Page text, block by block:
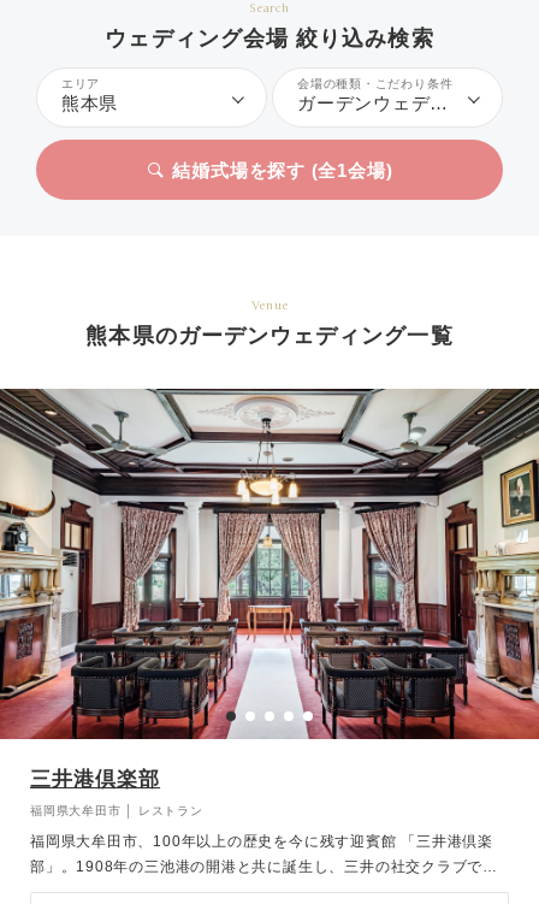
Search
ウェディング会場 絞り込み検索
エリア
熊本県
会場の種類・こだわり条件
ガーデンウェディング
結婚式場を探す (全1会場)
Venue
熊本県のガーデンウェディング一覧
三井港倶楽部
福岡県大牟田市 │ レストラン
福岡県大牟田市、100年以上の歴史を今に残す迎賓館 「三井港倶楽
部」。1908年の三池港の開港と共に誕生し、三井の社交クラブであ
ると共に昭和天皇や政財界の 重鎮が数多く訪れた由緒ある空間で